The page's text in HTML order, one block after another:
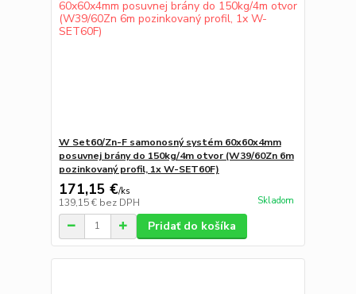
W Set60/Zn-F samonosný systém 60x60x4mm
posuvnej brány do 150kg/4m otvor (W39/60Zn 6m
pozinkovaný profil, 1x W-SET60F)
171,15 €/ks
139,15 € bez DPH Skladom
Pridať do košíka